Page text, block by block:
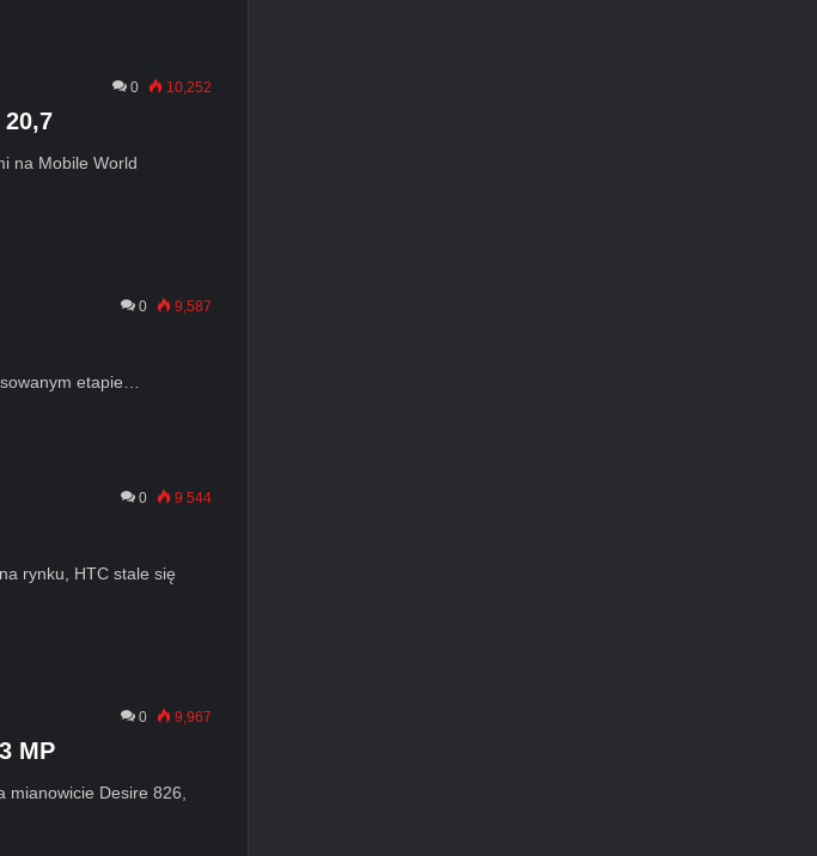
0 10,252
na Mobile World
0 9,587
etapie…
0 9 544
rynku, HTC stale się
0 9,967
MP
mianowicie Desire 826,